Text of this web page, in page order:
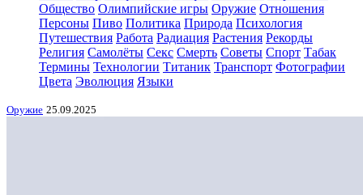
Общество Олимпийские игры Оружие Отношения
Персоны Пиво Политика Природа Психология
Путешествия Работа Радиация Растения Рекорды
Религия Самолёты Секс Смерть Советы Спорт Табак
Термины Технологии Титаник Транспорт Фотографии
Цвета Эволюция Языки
Оружие 25.09.2025